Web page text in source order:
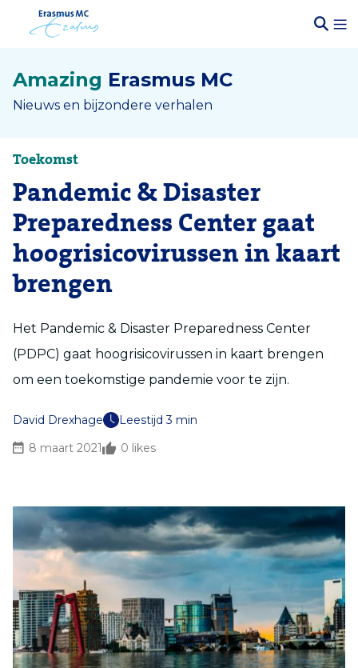
Amazing Erasmus MC
Nieuws en bijzondere verhalen
Toekomst
Pandemic & Disaster
Preparedness Center gaat
hoogrisicovirussen in kaart
brengen
Het Pandemic & Disaster Preparedness Center
(PDPC) gaat hoogrisicovirussen in kaart brengen
om een toekomstige pandemie voor te zijn.
David Drexhage
Leestijd 3 min
8 maart 2021
0 likes